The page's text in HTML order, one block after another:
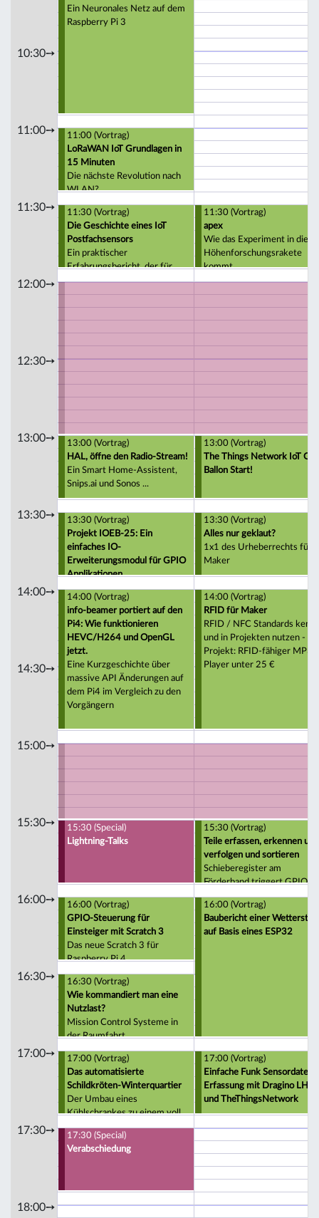
10:30➙
11:00➙
11:30➙
12:00➙
12:30➙
13:00➙
13:30➙
14:00➙
14:30➙
15:00➙
15:30➙
16:00➙
16:30➙
17:00➙
17:30➙
18:00➙
Ein Neuronales Netz auf dem
Raspberry Pi 3
11:00 (Vortrag)
LoRaWAN IoT Grundlagen in
15 Minuten
Die nächste Revolution nach
WLAN?
11:30 (Vortrag)
Die Geschichte eines IoT
Postfachsensors
Ein praktischer
Erfahrungsbericht, der für
TheThingsNetwork Anfänger
ausgelegt ist.
11:30 (Vortrag)
apex
Wie das Experiment in die
Höhenforschungsrakete
kommt
13:00 (Vortrag)
HAL, öffne den Radio-Stream!
Ein Smart Home-Assistent,
Snips.ai und Sonos ...
13:00 (Vortrag)
The Things Network IoT
Ballon Start!
13:30 (Vortrag)
Projekt IOEB-25: Ein
einfaches IO-
Erweiterungsmodul für GPIO
Applikationen
13:30 (Vortrag)
Alles nur geklaut?
1x1 des Urheberrechts für
Maker
14:00 (Vortrag)
info-beamer portiert auf den
Pi4: Wie funktionieren
HEVC/H264 und OpenGL
jetzt.
Eine Kurzgeschichte über
massive API Änderungen auf
dem Pi4 im Vergleich zu den
Vorgängern
14:00 (Vortrag)
RFID für Maker
RFID / NFC Standards
und in Projekten nutzen -
Projekt: RFID-fähiger MP3
Player unter 25 €
15:30 (Special)
Lightning-Talks
15:30 (Vortrag)
Teile erfassen, erkennen und
verfolgen und sortieren
Schieberegister am
Förderband triggert GPIO
Pi und Arduino
16:00 (Vortrag)
GPIO-Steuerung für
Einsteiger mit Scratch 3
Das neue Scratch 3 für
Raspberry Pi 4
16:00 (Vortrag)
Baubericht einer
auf Basis eines ESP32
16:30 (Vortrag)
Wie kommandiert man eine
Nutzlast?
Mission Control Systeme in
der Raumfahrt
17:00 (Vortrag)
Das automatisierte
Schildkröten-Winterquartier
Der Umbau eines
Kühlschrankes zu einem voll
automatisierten Schildkröten-
Winterquartier
17:00 (Vortrag)
Einfache Funk Sensordaten
Erfassung mit Dragino
und TheThingsNetwork
17:30 (Special)
Verabschiedung